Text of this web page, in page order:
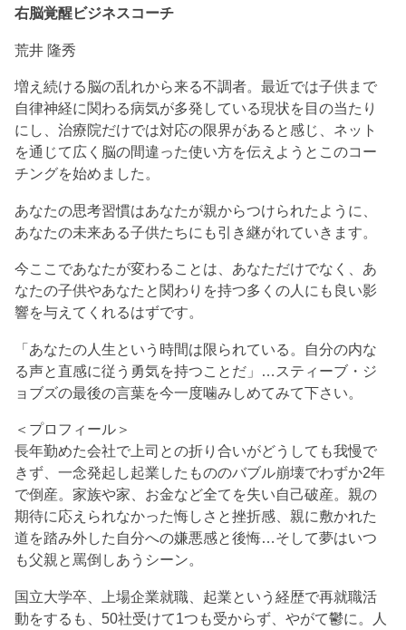
右脳覚醒ビジネスコーチ
荒井 隆秀
増え続ける脳の乱れから来る不調者。最近では子供まで
自律神経に関わる病気が多発している現状を目の当たり
にし、治療院だけでは対応の限界があると感じ、ネット
を通じて広く脳の間違った使い方を伝えようとこのコー
チングを始めました。
あなたの思考習慣はあなたが親からつけられたように、
あなたの未来ある子供たちにも引き継がれていきます。
今ここであなたが変わることは、あなただけでなく、あ
なたの子供やあなたと関わりを持つ多くの人にも良い影
響を与えてくれるはずです。
「あなたの人生という時間は限られている。自分の内な
る声と直感に従う勇気を持つことだ」…スティーブ・ジ
ョブズの最後の言葉を今一度噛みしめてみて下さい。
＜プロフィール＞
長年勤めた会社で上司との折り合いがどうしても我慢で
きず、一念発起し起業したもののバブル崩壊でわずか2年
で倒産。家族や家、お金など全てを失い自己破産。親の
期待に応えられなかった悔しさと挫折感、親に敷かれた
道を踏み外した自分への嫌悪感と後悔…そして夢はいつ
も父親と罵倒しあうシーン。
国立大学卒、上場企業就職、起業という経歴で再就職活
動をするも、50社受けて1つも受からず、やがて鬱に。人